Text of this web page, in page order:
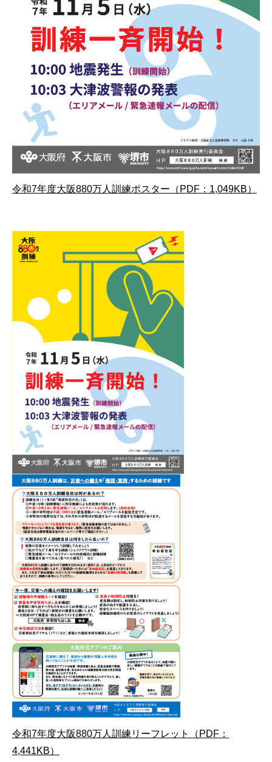
令和7年度大阪880万人訓練ポスター（PDF：1,049KB）
令和7年度大阪880万人訓練リーフレット（PDF：
4,441KB）